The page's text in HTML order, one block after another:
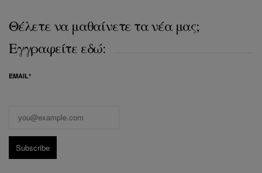
Θέλετε να μαθαίνετε τα νέα μας;
Εγγραφείτε εδώ:
EMAIL*